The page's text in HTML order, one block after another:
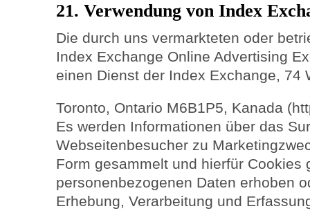
21. Verwendung von Index
Die durch uns vermarkteten oder
Index Exchange Online Advertising
einen Dienst der Index Exchange, 74
Toronto, Ontario M6B1P5, Kanada
Es werden Informationen über das
Webseitenbesucher zu
Form gesammelt und hierfür Cookies
personenbezogenen Daten erhoben
Erhebung, Verarbeitung und